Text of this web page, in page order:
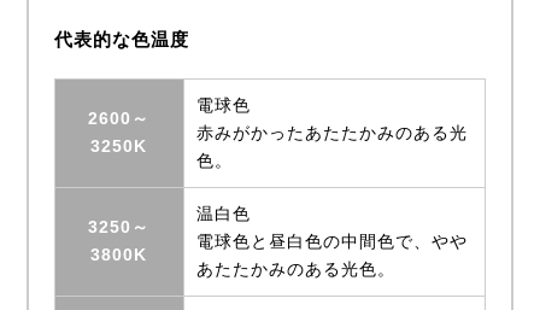
代表的な色温度
2600～
3250K
電球色
赤みがかったあたたかみのある光
色。
3250～
3800K
温白色
電球色と昼白色の中間色で、やや
あたたかみのある光色。